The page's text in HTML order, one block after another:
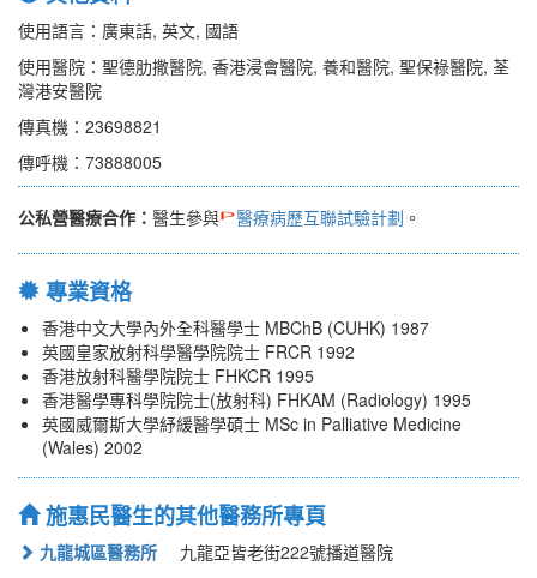
使用語言：廣東話, 英文, 國語
使用醫院：聖德肋撒醫院, 香港浸會醫院, 養和醫院, 聖保祿醫院, 荃
灣港安醫院
傳真機：23698821
傳呼機：73888005
公私營醫療合作： 醫生參與 醫療病歷互聯試驗計劃 。
專業資格
香港中文大學內外全科醫學士 MBChB (CUHK) 1987
英國皇家放射科學醫學院院士 FRCR 1992
香港放射科醫學院院士 FHKCR 1995
香港醫學專科學院院士(放射科) FHKAM (Radiology) 1995
英國威爾斯大學紓緩醫學碩士 MSc in Palliative Medicine
(Wales) 2002
施惠民醫生的其他醫務所專頁
九龍城區醫務所 九龍亞皆老街222號播道醫院